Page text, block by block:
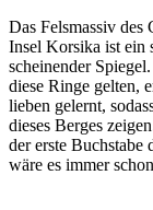
Das Felsmassiv
Insel Korsika ist ein
scheinender
diese Ringe gelten,
lieben gelernt,
dieses Berges
der erste Buchstabe
wäre es immer